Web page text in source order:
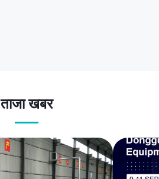
ताजा खबर